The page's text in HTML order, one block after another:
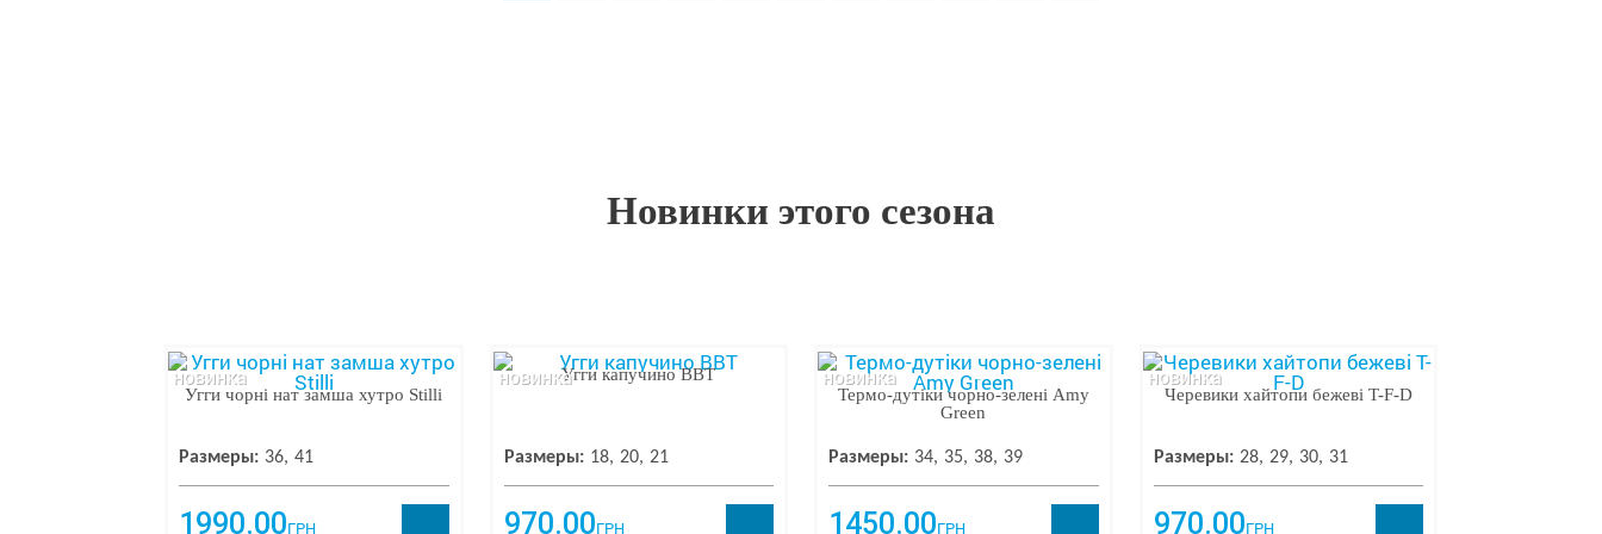
Bartek
1
СВТ.Т
1
Desay
Vesnoe
Новинки этого сезона
Угги чорні нат замша хутро Stilli
Размеры: 36 41
1990.00ГРН
новинка Угги капучино ВВТ
Размеры: 18 20 21
970.00ГРН
новинка
Термо-дутіки чорно-зелені Amy
Green
Размеры: 34 35 38 39
1450.00ГРН
новинка
Черевики хайтопи бежеві T-F-D
Размеры: 28 29 30 31
970.00ГРН
новинка